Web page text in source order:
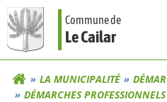
Aller
au
contenu
Commune de
Le Cailar
LA MUNICIPALITÉ
DÉMARCHES PROFESSIONNELS